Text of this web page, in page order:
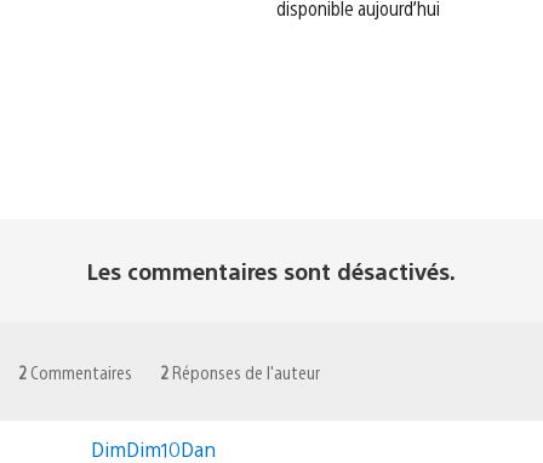
disponible aujourd’hui
Les commentaires sont désactivés.
2 Commentaires 2 Réponses de l'auteur
DimDim10Dan